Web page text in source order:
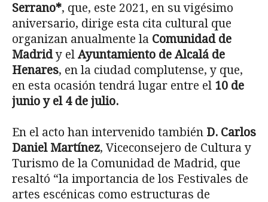
Serrano*, que, este 2021, en su vigésimo
aniversario, dirige esta cita cultural que
organizan anualmente la Comunidad de
Madridy el Ayuntamiento de Alcalá de
Henares, en la ciudad complutense, y que,
en esta ocasión tendrá lugar entre el 10 de
junio y el 4 de julio.
En el acto han intervenido también D. Carlos
Daniel Martínez, Viceconsejero de Cultura y
Turismo de la Comunidad de Madrid, que
resaltó “la importancia de los Festivales de
artes escénicas como estructuras de